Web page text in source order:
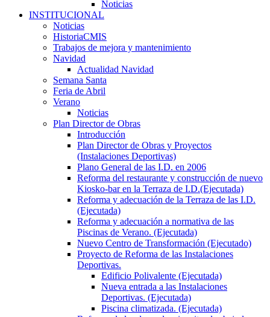
Noticias
INSTITUCIONAL
Noticias
HistoriaCMIS
Trabajos de mejora y mantenimiento
Navidad
Actualidad Navidad
Semana Santa
Feria de Abril
Verano
Noticias
Plan Director de Obras
Introducción
Plan Director de Obras y Proyectos
(Instalaciones Deportivas)
Plano General de las I.D. en 2006
Reforma del restaurante y construcción de nuevo
Kiosko-bar en la Terraza de I.D.(Ejecutada)
Reforma y adecuación de la Terraza de las I.D.
(Ejecutada)
Reforma y adecuación a normativa de las
Piscinas de Verano. (Ejecutada)
Nuevo Centro de Transformación (Ejecutado)
Proyecto de Reforma de las Instalaciones
Deportivas.
Edificio Polivalente (Ejecutada)
Nueva entrada a las Instalaciones
Deportivas. (Ejecutada)
Piscina climatizada. (Ejecutada)